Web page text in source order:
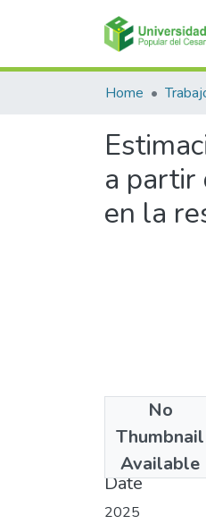
Home
a partir
en la
No
Thumbnail
Available
Date
2025